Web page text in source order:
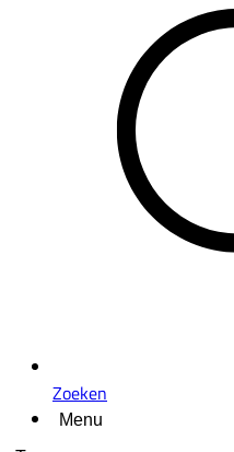
Zoeken
Menu